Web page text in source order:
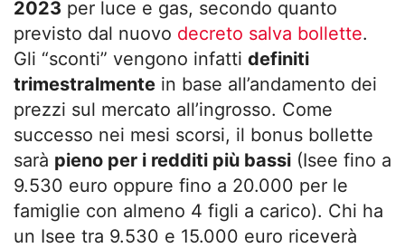
2023 per luce e gas, secondo quanto
previsto dal nuovo decreto salva bollette.
Gli “sconti” vengono infatti definiti
trimestralmente in base all’andamento dei
prezzi sul mercato all’ingrosso. Come
successo nei mesi scorsi, il bonus bollette
sarà pieno per i redditi più bassi (Isee fino a
9.530 euro oppure fino a 20.000 per le
famiglie con almeno 4 figli a carico). Chi ha
un Isee tra 9.530 e 15.000 euro riceverà